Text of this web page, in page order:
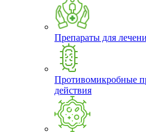
Препараты для
Противомикробные
действия